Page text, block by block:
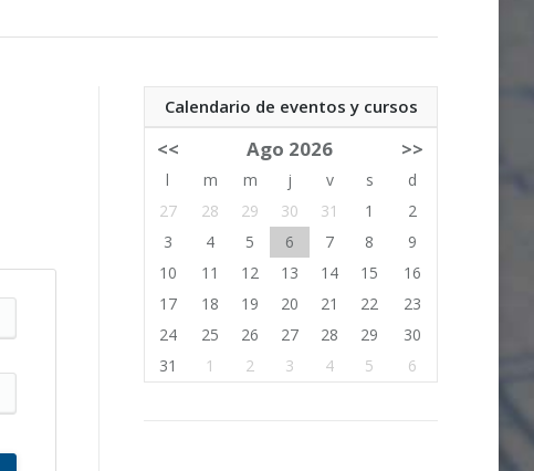
Calendario de eventos y cursos
<< Ago 2026 >>
l m m j v s
d
27
28 29 30 31 1
2
3
4 5 6 7 8
9
10
11 12 13 14 15
16
17
18 19 20 21 22
23
24
25 26 27 28 29
30
31
1 2 3 4 5 6